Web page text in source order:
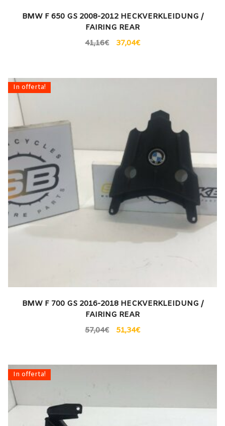
BMW F 650 GS 2008-2012 HECKVERKLEIDUNG /
FAIRING REAR
41,16€ 37,04€
In offerta!
BMW F 700 GS 2016-2018 HECKVERKLEIDUNG /
FAIRING REAR
57,04€ 51,34€
In offerta!